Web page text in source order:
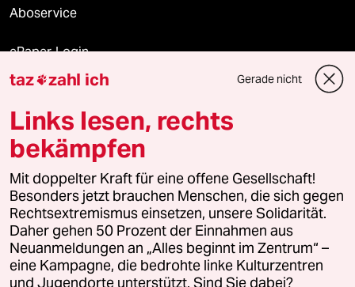
Aboservice
ePaper Login
Downloads für Abonnierende
© 2026 taz Verlags und Vertriebs GmbH
Alle Rechte vorbehalten. Bei rechtlichen Fragen oder für Genehmigungen
wenden Sie sich bitte an
lizenzen@taz.de
Feedback Redaktionsstatut Kommune-Richtlinien
Leitlinie Informant Datenschutz Impressum AGB
taz zahl ich Gerade nicht
Links lesen, rechts
bekämpfen
Mit doppelter Kraft für eine offene Gesellschaft!
Besonders jetzt brauchen Menschen, die sich gegen
Rechtsextremismus einsetzen, unsere Solidarität.
Daher gehen 50 Prozent der Einnahmen aus
Neuanmeldungen an „Alles beginnt im Zentrum“ –
eine Kampagne, die bedrohte linke Kulturzentren
und Jugendorte unterstützt. Sind Sie dabei?